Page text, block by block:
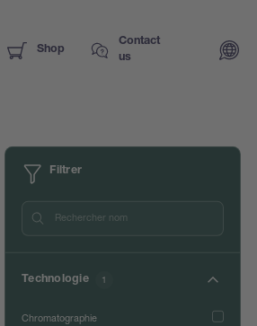
Shop
Contact
us
Filtrer
Technologie 1
Chromatographie